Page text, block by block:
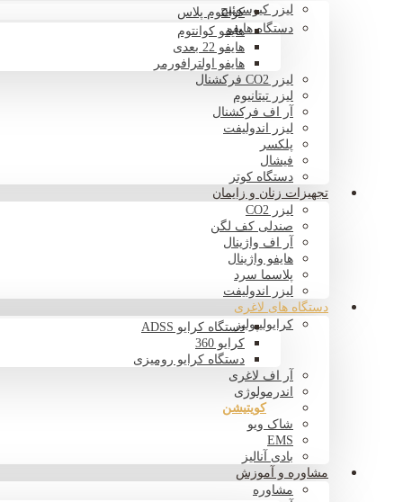
لیزر کیوسوئیچکوانتوم پلاس
دستگاه هایفوهایفو کوانتوم
هایفو 22 بعدی
هایفو اولترافورمر
لیزر CO2 فرکشنال
لیزر تیتانیوم
آر اف فرکشنال
لیزر اندولیفت
پلکسر
فیشال
دستگاه کوتر
تجهیزات زنان و زایمان
لیزر CO2
صندلی کف لگن
آر اف واژینال
هایفو واژینال
پلاسما سرد
لیزر اندولیفت
دستگاه های لاغری
کرایولیپولیزدستگاه کرایو ADSS
کرایو 360
دستگاه کرایو رومیزی
آر اف لاغری
اندرمولوژی
کویتیشن
شاک ویو
EMS
بادی آنالیز
مشاوره و آموزش
مشاوره